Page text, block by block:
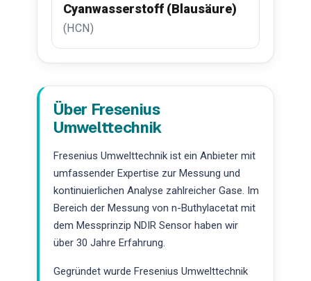
Cyanwasserstoff (Blausäure)
(HCN)
Über Fresenius
Umwelttechnik
Fresenius Umwelttechnik ist ein Anbieter mit
umfassender Expertise zur Messung und
kontinuierlichen Analyse zahlreicher Gase. Im
Bereich der Messung von n-Buthylacetat mit
dem Messprinzip NDIR Sensor haben wir
über 30 Jahre Erfahrung.
Gegründet wurde Fresenius Umwelttechnik